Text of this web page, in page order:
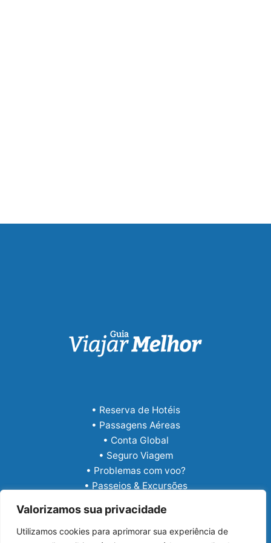
Valorizamos sua privacidade
Utilizamos cookies para aprimorar sua experiência de
• Reserva de Hotéis
• Passagens Aéreas
• Conta Global
• Seguro Viagem
• Problemas com voo?
• Passeios & Excursões